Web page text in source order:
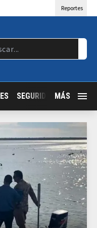
Reportes
SEGURIDAD JALISCO
MÁS